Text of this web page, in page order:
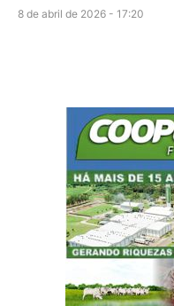
8 de abril de 2026 - 17:20